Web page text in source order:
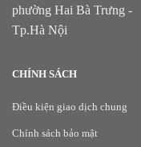
phường Hai Bà Trưng -
Tp.Hà Nội
CHÍNH SÁCH
Điều kiện giao dịch chung
Chính sách bảo mật